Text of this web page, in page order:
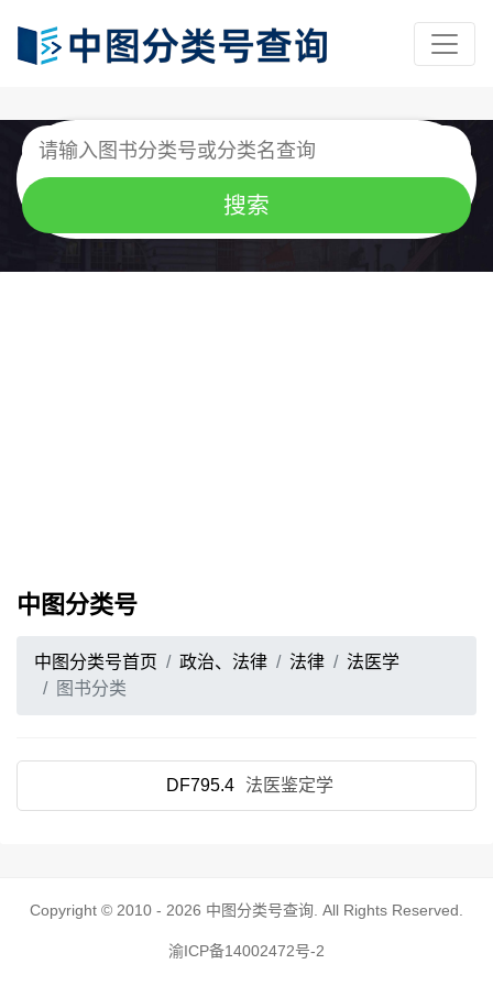
中图分类号
中图分类号首页 政治、法律 法律
法医学
图书分类
DF795.4 法医鉴定学
Copyright © 2010 - 2026 中图分类号查询 . All Rights Reserved.
渝ICP备14002472号-2